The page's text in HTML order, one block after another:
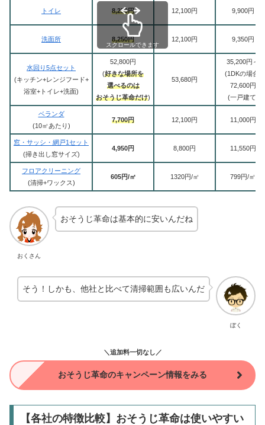
トイレ 8,250円 12,100円 9,900円
洗面所 8,250円 12,100円 9,350円
水回り5点セット
(キッチン+レンジフード+
浴室+トイレ+洗面)
52,800円
(好きな場所を
選べるのは
おそうじ革命だけ)
53,680円
35,200円～
(1DKの場合)
72,600円
(一戸建て)
ベランダ
(10㎡あたり)
7,700円 12,100円 11,000円
窓・サッシ・網戸1セット
(掃き出し窓サイズ)
4,950円 8,800円 11,550円
フロアクリーニング
(清掃+ワックス)
605円/㎡ 1320円/㎡ 799円/㎡
スクロールできます
おくさん
おそうじ革命は基本的に安いんだね
ぼく
そう！しかも、他社と比べて清掃範囲も広いんだ
＼追加料一切なし／
おそうじ革命のキャンペーン情報をみる
【各社の特徴比較】おそうじ革命は使いやすい